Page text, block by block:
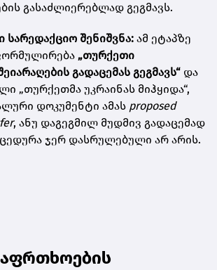
გასაძლიერებლად გეგმავს.
სარედაქციო შენიშვნა: ამ ეტაპზე
„თურქეთი
გადაცემას გეგმავს“ და
„თურქეთმა უკრაინას მიჰყიდა“,
დოკუმენტი ამას proposed
, ანუ დაგეგმილ მუდმივ გადაცემად
ჯერ დასრულებული არ არის.